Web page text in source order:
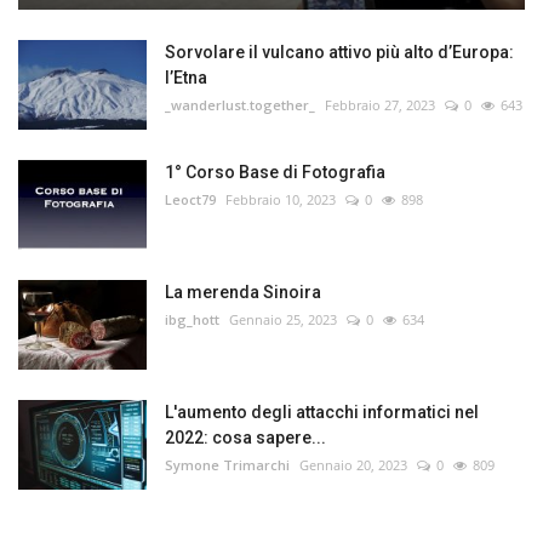
Sorvolare il vulcano attivo più alto d’Europa:
l’Etna
_wanderlust.together_ Febbraio 27, 2023 0 643
1° Corso Base di Fotografia
Leoct79 Febbraio 10, 2023 0 898
La merenda Sinoira
ibg_hott Gennaio 25, 2023 0 634
L'aumento degli attacchi informatici nel
2022: cosa sapere...
Symone Trimarchi Gennaio 20, 2023 0 809